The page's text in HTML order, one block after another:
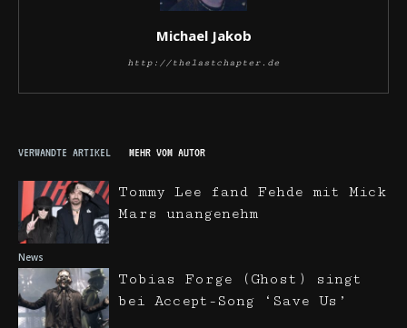
Michael Jakob
http://thelastchapter.de
VERWANDTE ARTIKEL MEHR VOM AUTOR
News
Tommy Lee fand Fehde mit Mick
Mars unangenehm
Tobias Forge (Ghost) singt
bei Accept-Song ‘Save Us’